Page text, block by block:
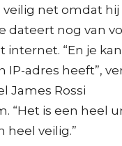
veilig net omdat
dateert nog van
internet. “En je
IP-adres heeft”,
James Rossi
“Het is een heel
heel veilig.”